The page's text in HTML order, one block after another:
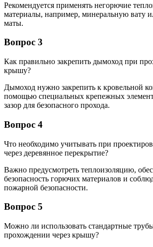
Рекомендуется применять негорючие
материалы, например, минеральную вату
маты.
Вопрос 3
Как правильно закрепить дымоход при
крышу?
Дымоход нужно закрепить к кровельной
помощью специальных крепежных
зазор для безопасного прохода.
Вопрос 4
Что необходимо учитывать при
через деревянное перекрытие?
Важно предусмотреть теплоизоляцию,
безопасность горючих материалов и
пожарной безопасности.
Вопрос 5
Можно ли использовать стандартные
прохождении через крышу?